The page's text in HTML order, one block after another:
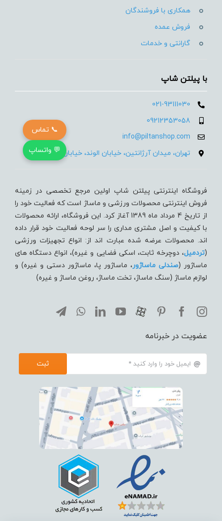
همکاری با فروشندگان
فروش عمده
گارانتی و خدمات
با پیلتن شاپ
021-93111030
09212353058
info@piltanshop.com
تهران، میدان آرژانتین، خیابان الوند، خیابان 35، پلاک 15
فروشگاه اینترنتی پیلتن شاپ اولین مرجع تخصصی در زمینه
فروش اینترنتی محصولات ورزشی و ماساژ است که فعالیت خود را
از تاریخ 4 مرداد ماه 1389 آغاز کرد. این فروشگاه، ارائه محصولات
با کیفیت و اصل مشتری مداری را سر لوحه فعالیت خود قرار داده
اند. محصولات عرضه شده عبارت اند از: انواع تجهیزات ورزشی
(تردميل، دوچرخه ثابت، اسکی فضایی و غیره)، انواع دستگاه های
ماساژور (صندلی ماساژور، ماساژور پا، ماساژور دستی و غیره) و
لوازم ماساژ (سنگ ماساژ، تخت ماساژ، روغن ماساژ و غیره)
عضویت در خبرنامه
ثبت
📞 تماس
💬 واتساپ